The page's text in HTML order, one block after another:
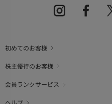
初めてのお客様
株主優待のお客様
会員ランクサービス